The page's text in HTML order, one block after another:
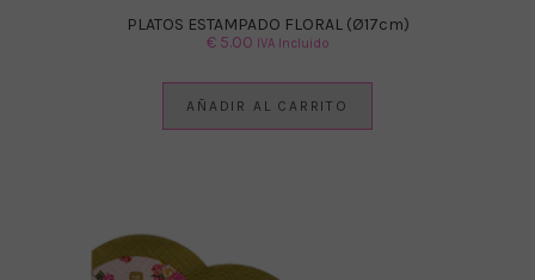
PLATOS ESTAMPADO FLORAL (Ø17cm)
€5.00 IVA Incluido
AÑADIR AL CARRITO